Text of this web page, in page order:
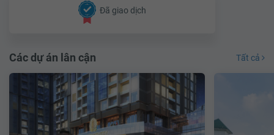
Đã giao dịch
Các dự án lân cận Tất cả